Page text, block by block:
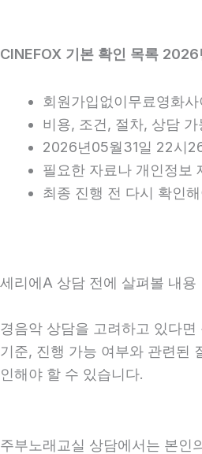
CINEFOX 기본 확인 목록
회원가입없이무료영화
비용, 조건, 절차, 상담 가
2026년05월31일 22시
필요한 자료나 개인정보
최종 진행 전 다시 확인
세리에A 상담 전에 살펴볼 내용
경음악 상담을 고려하고 있다
기준, 진행 가능 여부와 관련된
인해야 할 수 있습니다.
주부노래교실 상담에서는 본인